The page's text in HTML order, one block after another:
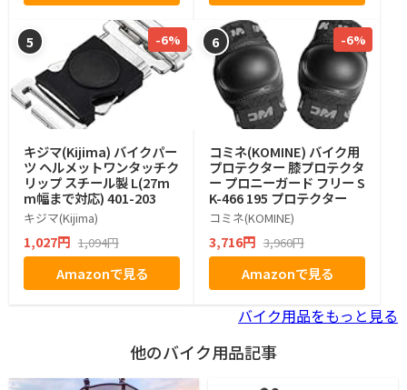
5 -6%
キジマ(Kijima) バイクパー
ツ ヘルメットワンタッチク
リップ スチール製 L(27m
m幅まで対応) 401-203
キジマ(Kijima)
1,027円 1,094円
Amazonで見る
6 -6%
コミネ(KOMINE) バイク用
プロテクター 膝プロテクタ
ー プロニーガード フリー S
K-466 195 プロテクター
コミネ(KOMINE)
3,716円 3,960円
Amazonで見る
バイク用品をもっと見る
他のバイク用品記事